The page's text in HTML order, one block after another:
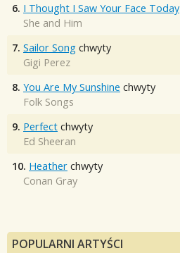
6. I Thought I Saw Your Face Today
She and Him
7. Sailor Song chwyty
Gigi Perez
8. You Are My Sunshine chwyty
Folk Songs
9. Perfect chwyty
Ed Sheeran
10. Heather chwyty
Conan Gray
POPULARNI ARTYŚCI